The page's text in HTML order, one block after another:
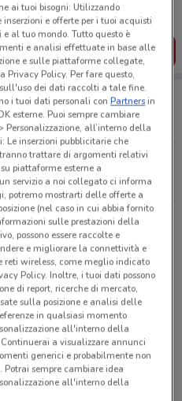
lista del risparmio, comodamente
L’APP
ai tuoi bisogni: Utilizzando
e offerte per i tuoi acquisti
al tuo mondo. Tutto questo è
e analisi effettuate in base alle
e sulle piattaforme collegate,
Policy. Per fare questo,
dei dati raccolti a tale fine.
i tuoi dati personali conPartnersin
esterne. Puoi sempre cambiare
Personalizzazione, all’interno della
Le inserzioni pubblicitarie che
trattare di argomenti relativi
piattaforme esterne a
servizio a noi collegato ci informa
potremo mostrarti delle offerte a
(nel caso in cui abbia fornito
sulle prestazioni della
possono essere raccolte e
e migliorare la connettività e
reti wireless, come meglio indicato
Policy. Inoltre, i tuoi dati possono
di report, ricerche di mercato,
sulla posizione e analisi delle
in qualsiasi momento
all'interno della
a visualizzare annunci
generici e probabilmente non
sempre cambiare idea
all'interno della